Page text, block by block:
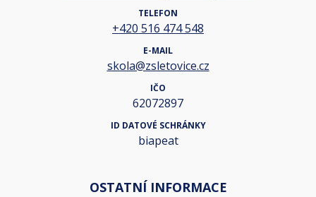
TELEFON
+420 516 474 548
E-MAIL
skola@zsletovice.cz
IČO
62072897
ID DATOVÉ SCHRÁNKY
biapeat
OSTATNÍ INFORMACE